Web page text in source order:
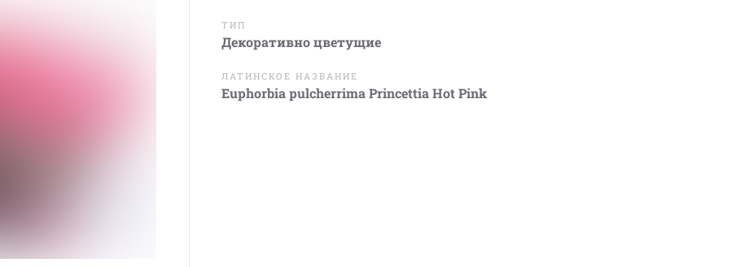
ТИП
Декоративно цветущие
ЛАТИНСКОЕ НАЗВАНИЕ
Euphorbia pulcherrima Princettia Hot Pink